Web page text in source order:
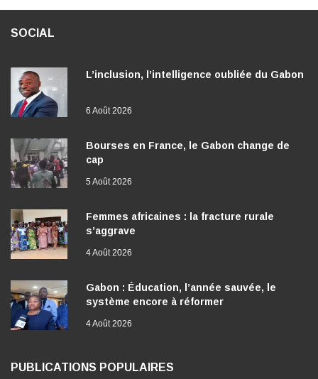
SOCIAL
L’inclusion, l’intelligence oubliée du Gabon
6 Août 2026
Bourses en France, le Gabon change de
cap
5 Août 2026
Femmes africaines : la fracture rurale
s’aggrave
4 Août 2026
Gabon : Éducation, l’année sauvée, le
système encore à réformer
4 Août 2026
PUBLICATIONS POPULAIRES